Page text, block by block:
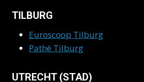
TILBURG
Euroscoop Tilburg
Pathé Tilburg
UTRECHT (STAD)